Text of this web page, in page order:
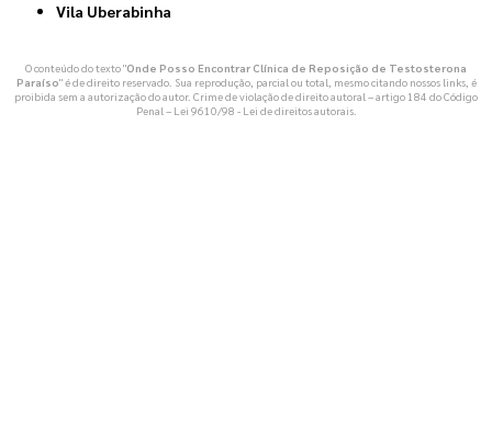
Vila Uberabinha
O conteúdo do texto "Onde Posso Encontrar Clínica de Reposição de Testosterona
Paraíso" é de direito reservado. Sua reprodução, parcial ou total, mesmo citando nossos links, é
proibida sem a autorização do autor. Crime de violação de direito autoral – artigo 184 do Código
Penal – Lei 9610/98 - Lei de direitos autorais.